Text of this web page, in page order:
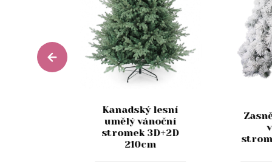
Kanadský lesní
umělý vánoční
stromek 3D+2D
210cm